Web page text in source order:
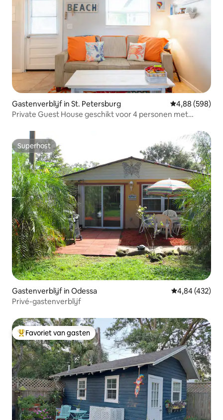
Gastenverblijf in St. Petersburg Gemiddelde
4,88 (598)
Private Guest House geschikt voor 4 personen met
Superhost
Superhost
Gastenverblijf in Odessa Gemiddelde
4,84 (432)
Privé-gastenverblijf
Topfavoriet van gasten
Favoriet van gasten